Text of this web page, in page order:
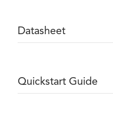
Datasheet
Quickstart Guide